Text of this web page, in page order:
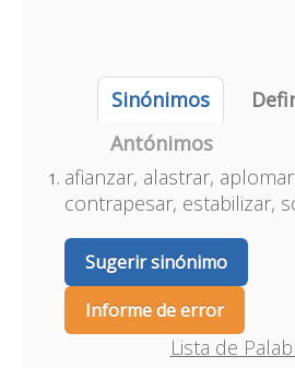
Sinónimos
Antónimos
afianzar, alastrar,
contrapesar, estabilizar,
Sugerir sinónimo
Informe de error
Lista de